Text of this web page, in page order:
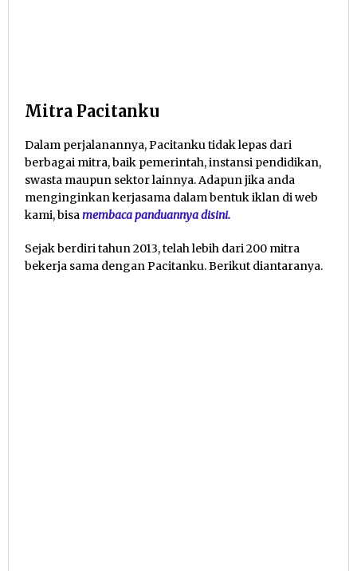
Mitra Pacitanku
Dalam perjalanannya, Pacitanku tidak lepas dari
berbagai mitra, baik pemerintah, instansi pendidikan,
swasta maupun sektor lainnya.Adapun jika anda
menginginkan kerjasama dalam bentuk iklan di web
kami, bisamembaca panduannya disini.
Sejak berdiri tahun 2013, telah lebih dari 200 mitra
bekerja sama dengan Pacitanku. Berikut diantaranya.